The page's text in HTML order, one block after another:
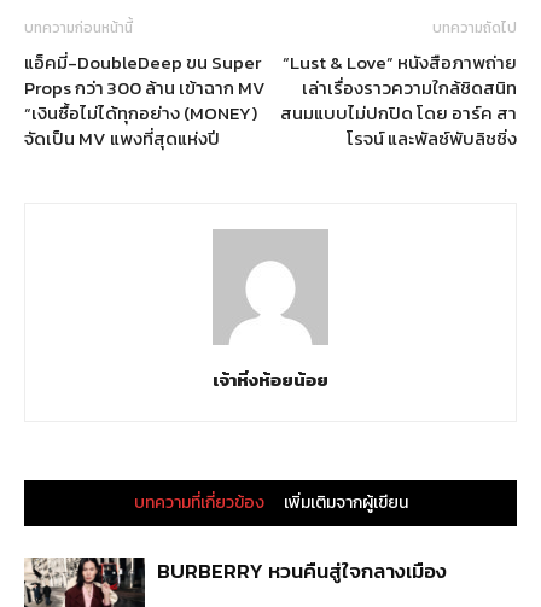
บทความก่อนหน้านี้
แอ็คมี่-DoubleDeep ขน Super
Props กว่า 300 ล้าน เข้าฉาก MV
“เงินซื้อไม่ได้ทุกอย่าง (MONEY)
จัดเป็น MV แพงที่สุดแห่งปี
บทความถัดไป
“Lust & Love” หนังสือภาพถ่าย
เล่าเรื่องราวความใกล้ชิดสนิท
สนมแบบไม่ปกปิด โดย อาร์ค สา
โรจน์ และพัลซ์พับลิชชิ่ง
เจ้าหิ่งห้อยน้อย
บทความที่เกี่ยวข้อง เพิ่มเติมจากผู้เขียน
BURBERRY หวนคืนสู่ใจกลางเมือง